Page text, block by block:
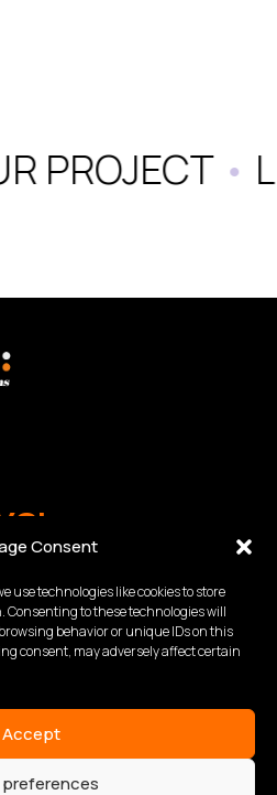
Consent
use technologies like cookies to store
to these technologies will
behavior or unique IDs on this
consent, may adversely affect certain
Accept
preferences
PROJECT•
63 Θεσσαλονίκη,
- Fax: 2310 934848
| 10:00 – 18:00